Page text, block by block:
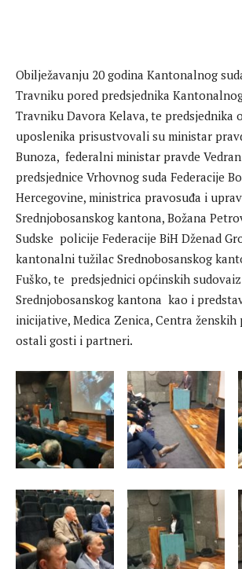
Obilježavanju 20 godina Kantonalnog
Travniku pored predsjednika
Travniku Davora Kelava, te predsjednika
uposlenika prisustvovali su ministar
Bunoza, federalni ministar pravde
predsjednice Vrhovnog suda Federacije
Hercegovine, ministrica pravosuđa i
Srednjobosanskog kantona, Božana
Sudske policije Federacije BiH Dženad
kantonalni tužilac Srednobosanskog
Fuško, te predsjednici općinskih sudovaiz
Srednjobosanskog kantona kao i
inicijative, Medica Zenica, Centra ženskih
ostali gosti i partneri.